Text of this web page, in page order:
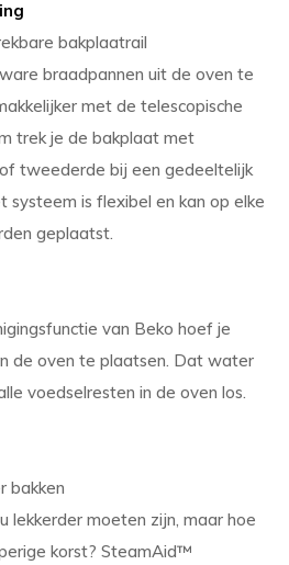
bakplaatrail
braadpannen uit de oven te
met de telescopische
trek je de bakplaat met
tweederde bij een gedeeltelijk
systeem is flexibel en kan op elke
geplaatst.
van Beko hoef je
de oven te plaatsen. Dat water
voedselresten in de oven los.
bakken
lekkerder moeten zijn, maar hoe
korst? SteamAid™